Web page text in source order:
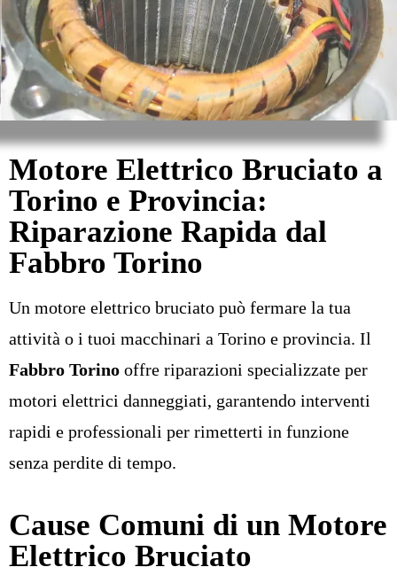
Motore Elettrico Bruciato a
Torino e Provincia:
Riparazione Rapida dal
Fabbro Torino
Un motore elettrico bruciato può fermare la tua
attività o i tuoi macchinari a Torino e provincia. Il
Fabbro Torino offre riparazioni specializzate per
motori elettrici danneggiati, garantendo interventi
rapidi e professionali per rimetterti in funzione
senza perdite di tempo.
Cause Comuni di un Motore
Elettrico Bruciato